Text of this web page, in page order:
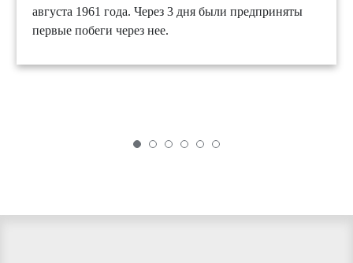
августа 1961 года. Через 3 дня были предприняты
первые побеги через нее.